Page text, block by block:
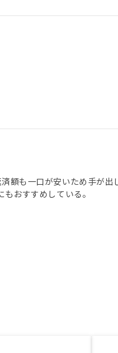
額も一口が安いため手が
おすすめしている。